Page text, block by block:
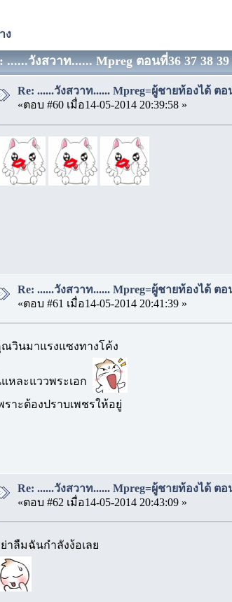
ง
วังสวาท...... Mpreg ตอนที่36 37 38
Re: ......วังสวาท...... Mpreg=ผู้ชายท้องได้ ตอ
«ตอบ #60 เมื่อ14-05-2014 20:39:58 »
Re: ......วังสวาท...... Mpreg=ผู้ชายท้องได้ ตอ
«ตอบ #61 เมื่อ14-05-2014 20:41:39 »
วินมาแรงแซงทางโค้ง
หละแววพระเอก
ราะต้องปราบเพชรให้อยู่
Re: ......วังสวาท...... Mpreg=ผู้ชายท้องได้ ตอ
«ตอบ #62 เมื่อ14-05-2014 20:43:09 »
าลืมฉันกำลังง้อเลย